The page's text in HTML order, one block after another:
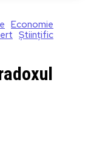
Economie
Științific